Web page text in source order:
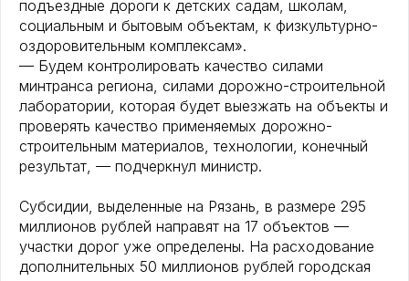
подъездные дороги к детских садам, школам,
социальным и бытовым объектам, к физкультурно-
оздоровительным комплексам».
— Будем контролировать качество силами
минтранса региона, силами дорожно-строительной
лаборатории, которая будет выезжать на объекты и
проверять качество применяемых дорожно-
строительным материалов, технологии, конечный
результат, — подчеркнул министр.
Субсидии, выделенные на Рязань, в размере 295
миллионов рублей направят на 17 объектов —
участки дорог уже определены. На расходование
дополнительных 50 миллионов рублей городская